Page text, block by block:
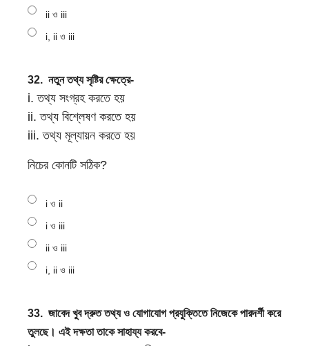
ii ও iii
i, ii ও iii
32. নতুন তথ্য সৃষ্টির ক্ষেত্রে-
i. তথ্য সংগ্রহ করতে হয়
ii. তথ্য বিশ্লেষণ করতে হয়
iii. তথ্য মূল্যায়ন করতে হয়
নিচের কোনটি সঠিক?
i ও ii
i ও iii
ii ও iii
i, ii ও iii
33. জাবেদ খুব দ্রুত তথ্য ও যোগাযোগ প্রযুক্তিতে নিজেকে পারদর্শী করে
তুলছে। এই দক্ষতা তাকে সাহায্য করবে-